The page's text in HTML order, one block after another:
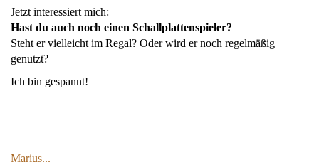
Jetzt interessiert mich:
Hast du auch noch einen Schallplattenspieler?
Steht er vielleicht im Regal? Oder wird er noch regelmäßig
genutzt?
Ich bin gespannt!
Marius...